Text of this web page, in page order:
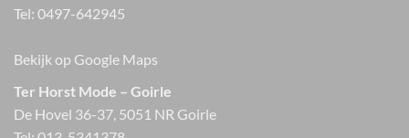
Tel: 0497-642945
Bekijk op Google Maps
Ter Horst Mode – Goirle
De Hovel 36-37, 5051 NR Goirle